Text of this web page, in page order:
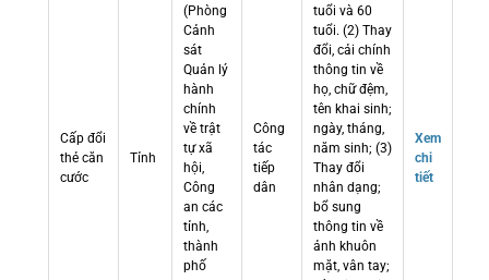
Cấp đổi
thẻ căn
cước
Tỉnh
(Phòng
Cảnh
sát
Quản lý
hành
chính
về trật
tự xã
hội,
Công
an các
tỉnh,
thành
phố
Công
tác
tiếp
dân
tuổi và 60
tuổi. (2) Thay
đổi, cải chính
thông tin về
họ, chữ đệm,
tên khai sinh;
ngày, tháng,
năm sinh; (3)
Thay đổi
nhân dạng;
bổ sung
thông tin về
ảnh khuôn
mặt, vân tay;
Xem
chi
tiết